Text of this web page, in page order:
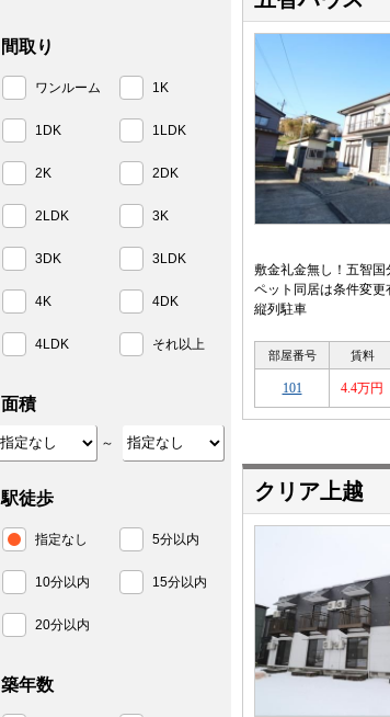
敷金礼金無し！五智国
ペット同居は条件変
縦列駐車
部屋番号 賃料
101 4.4万円
クリア上越
間取り
ワンルーム 1K
1DK 1LDK
2K 2DK
2LDK 3K
3DK 3LDK
4K 4DK
4LDK それ以上
面積
～
駅徒歩
指定なし 5分以内
10分以内 15分以内
20分以内
築年数